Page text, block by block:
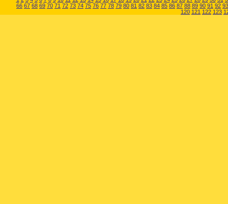
66 67 68 69 70 71 72 73 74 75 76 77 78 79 80 81 82 83 84 85 86 87 88 89 90 91 92 93
120 121 122 123